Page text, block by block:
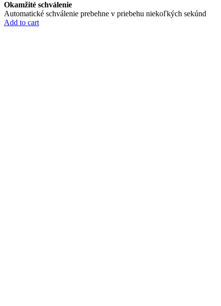
Okamžité schválenie
Automatické schválenie prebehne v priebehu niekoľkých sekúnd
Add to cart